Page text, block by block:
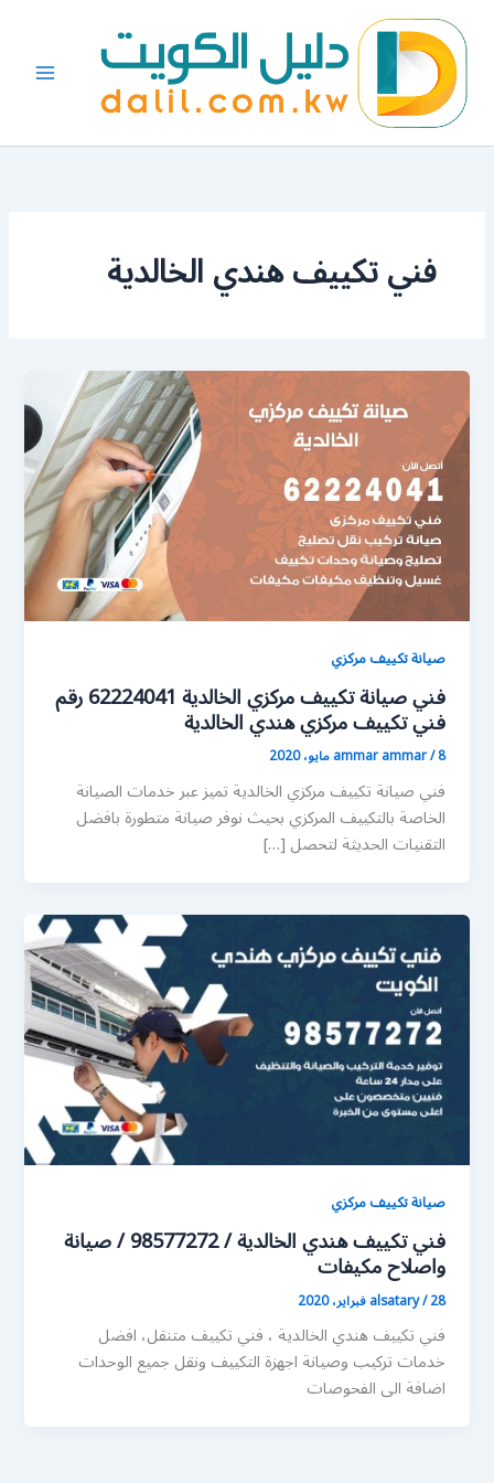
المحتوى
فني تكييف هندي الخالدية
صيانة تكييف مركزي
فني صيانة تكييف مركزي الخالدية 62224041 رقم
فني تكييف مركزي هندي الخالدية
ammar ammar/8 مايو، 2020
فني صيانة تكييف مركزي الخالدية تميز عبر خدمات الصيانة
الخاصة بالتكييف المركزي بحيث نوفر صيانة متطورة بافضل
التقنيات الحديثة لتحصل […]
صيانة تكييف مركزي
فني تكييف هندي الخالدية / 98577272 / صيانة
واصلاح مكيفات
alsatary/28 فبراير، 2020
فني تكييف هندي الخالدية ، فني تكييف متنقل، افضل
خدمات تركيب وصيانة اجهزة التكييف ونقل جميع الوحدات
اضافة الى الفحوصات